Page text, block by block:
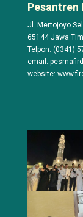
Pesantren
Jl. Mertojoyo
65144 Jawa
Telpon: (0341)
email:
website: